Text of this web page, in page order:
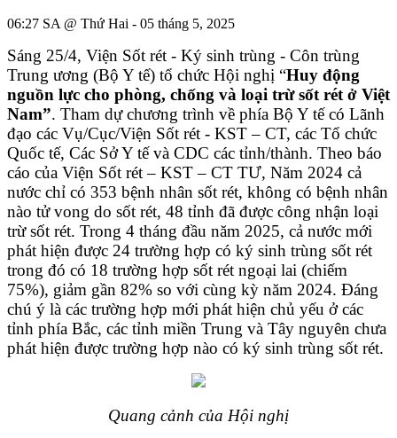
06:27 SA @ Thứ Hai - 05 tháng 5, 2025
Sáng 25/4, Viện Sốt rét - Ký sinh trùng - Côn trùng
Trung ương (Bộ Y tế) tổ chức Hội nghị “Huy động
nguồn lực cho phòng, chống và loại trừ sốt rét ở Việt
Nam”. Tham dự chương trình về phía Bộ Y tế có Lãnh
đạo các Vụ/Cục/Viện Sốt rét - KST – CT, các Tổ chức
Quốc tế, Các Sở Y tế và CDC các tỉnh/thành. Theo báo
cáo của Viện Sốt rét – KST – CT TƯ, Năm 2024 cả
nước chỉ có 353 bệnh nhân sốt rét, không có bệnh nhân
nào tử vong do sốt rét, 48 tỉnh đã được công nhận loại
trừ sốt rét. Trong 4 tháng đầu năm 2025, cả nước mới
phát hiện được 24 trường hợp có ký sinh trùng sốt rét
trong đó có 18 trường hợp sốt rét ngoại lai (chiếm
75%), giảm gần 82% so với cùng kỳ năm 2024. Đáng
chú ý là các trường hợp mới phát hiện chủ yếu ở các
tỉnh phía Bắc, các tỉnh miền Trung và Tây nguyên chưa
phát hiện được trường hợp nào có ký sinh trùng sốt rét.
Quang cảnh của Hội nghị